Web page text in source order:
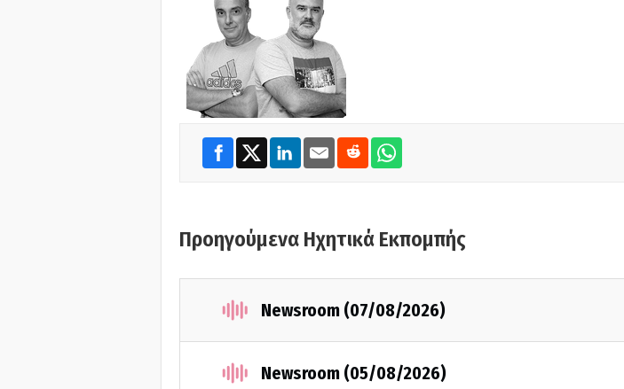
Προηγούμενα Ηχητικά Εκπομπής
Newsroom (07/08/2026)
Newsroom (05/08/2026)